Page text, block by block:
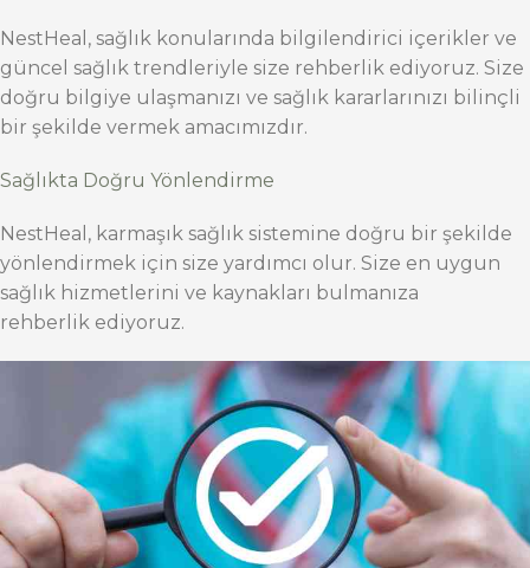
NestHeal, sağlık konularında bilgilendirici içerikler ve
güncel sağlık trendleriyle size rehberlik ediyoruz. Size
doğru bilgiye ulaşmanızı ve sağlık kararlarınızı bilinçli
bir şekilde vermek amacımızdır.
Sağlıkta Doğru Yönlendirme
NestHeal, karmaşık sağlık sistemine doğru bir şekilde
yönlendirmek için size yardımcı olur. Size en uygun
sağlık hizmetlerini ve kaynakları bulmanıza
rehberlik ediyoruz.